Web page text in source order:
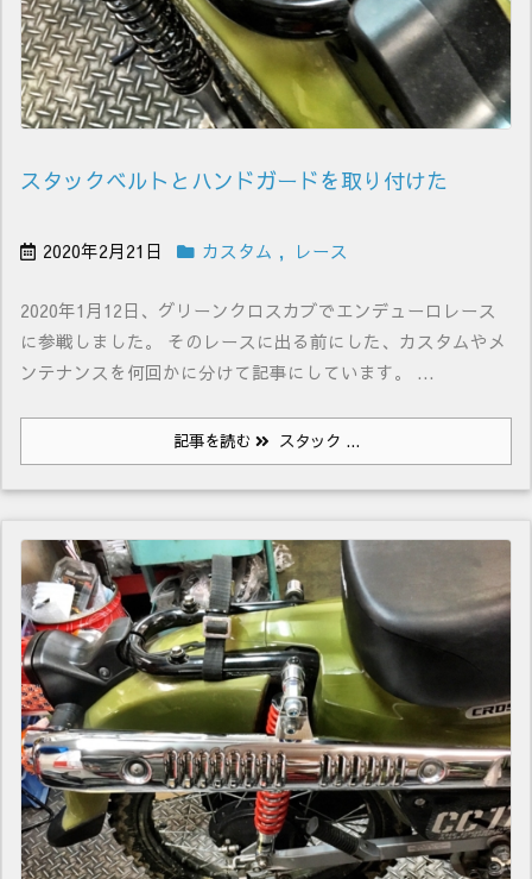
スタックベルトとハンドガードを取り付けた
2020年2月21日 カスタム , レース
2020年1月12日、グリーンクロスカブでエンデューロレース
に参戦しました。 そのレースに出る前にした、カスタムやメ
ンテナンスを何回かに分けて記事にしています。 ...
記事を読む スタック ...